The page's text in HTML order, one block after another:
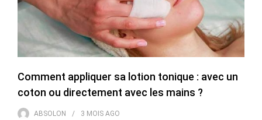
Comment appliquer sa lotion tonique : avec un
coton ou directement avec les mains ?
ABSOLON 3 MOIS AGO